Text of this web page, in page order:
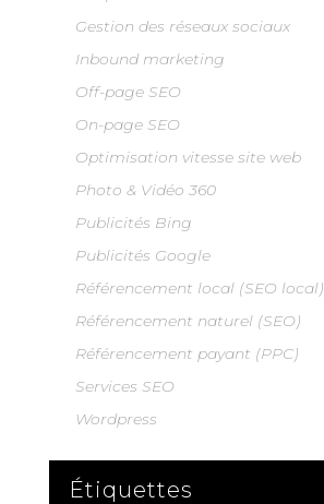
Gestion des réseaux sociaux
Inbound marketing
Off-page SEO
On-page SEO
Optimisation vitesse site web
Photo & Vidéo 360
Publicités Bing
Publicités Google
Référencement local (SEO local)
Référencement naturel (SEO)
Référencement payant (PPC)
Services SEO
Wordpress
Étiquettes